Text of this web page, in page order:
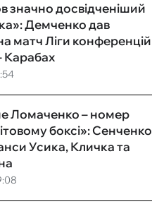
значно досвідченіший
Демченко дав
матч Ліги конференцій
Ломаченко – номер
боксі»: Сенченко
Усика, Кличка та